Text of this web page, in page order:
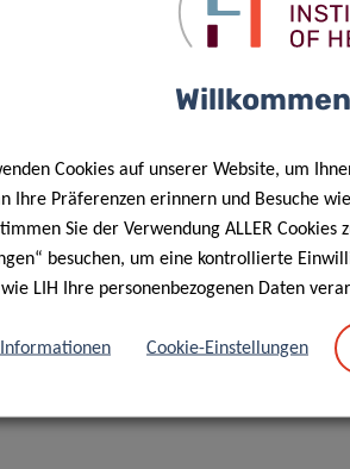
(2019-2023)
Doc in Molecular Disease
Group, University of
Cookies auf unserer Website, um
Ihre Präferenzen erinnern und Besuche
Sie der Verwendung ALLER Cookies
besuchen, um eine kontrollierte
LIH Ihre personenbezogenen Daten
Cookie-Einstellungen